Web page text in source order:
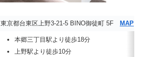
東京都台東区上野3-21-5 BINO御徒町 5F MAP
本郷三丁目駅より徒歩18分
上野駅より徒歩10分